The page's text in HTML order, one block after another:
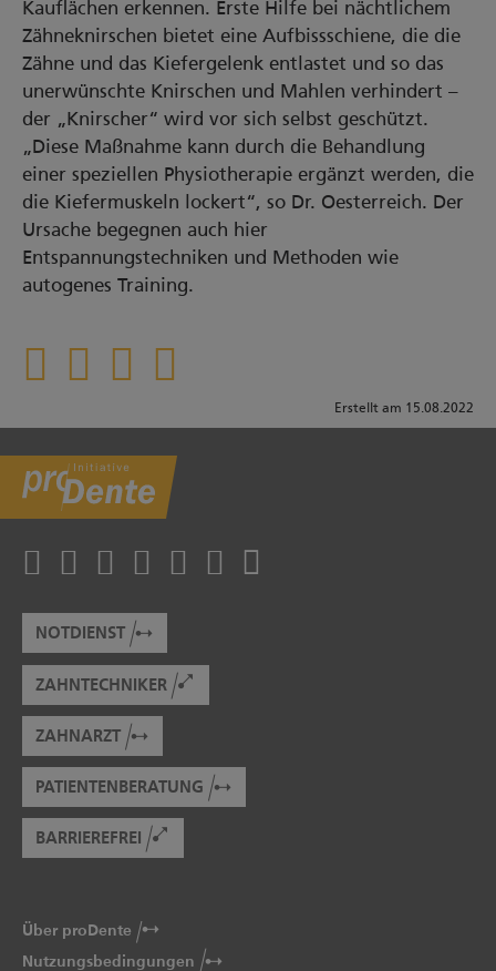
Kauflächen erkennen. Erste Hilfe bei nächtlichem
Zähneknirschen bietet eine Aufbissschiene, die die
Zähne und das Kiefergelenk entlastet und so das
unerwünschte Knirschen und Mahlen verhindert –
der „Knirscher“ wird vor sich selbst geschützt.
„Diese Maßnahme kann durch die Behandlung
einer speziellen Physiotherapie ergänzt werden, die
die Kiefermuskeln lockert“, so Dr. Oesterreich. Der
Ursache begegnen auch hier
Entspannungstechniken und Methoden wie
autogenes Training.
Erstellt am 15.08.2022
NOTDIENST
ZAHNTECHNIKER
ZAHNARZT
PATIENTENBERATUNG
BARRIEREFREI
Über proDente
Nutzungsbedingungen